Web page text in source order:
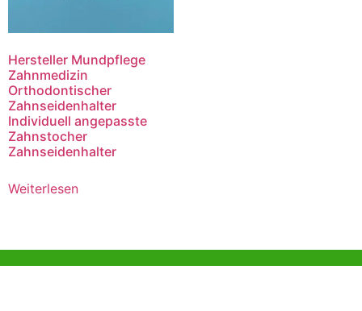
Hersteller Mundpflege
Zahnmedizin
Orthodontischer
Zahnseidenhalter
Individuell angepasste
Zahnstocher
Zahnseidenhalter
Weiterlesen